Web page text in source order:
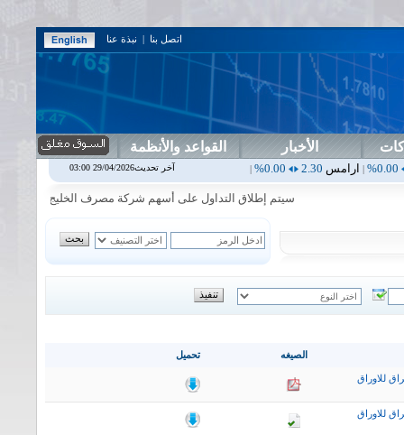
اتصل بنا | نبذة عنا
الأخبار القواعد والأنظمة
2.30
0.00% اربيل0.00 اس بنك0.00
0.00%
|اسفنج
سيتم إطلاق التداول على أسهم شركة مصرف الخليج التجاري في جلسة
تحميل الصيغه
للاوراق
للاوراق